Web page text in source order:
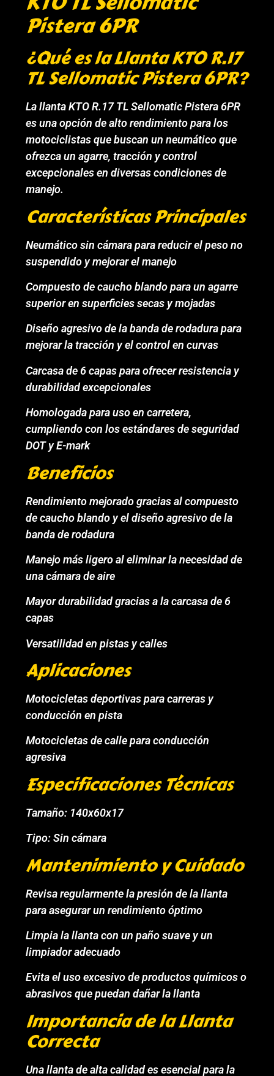
Pistera 6PR
¿Qué es la Llanta KTO R.17
TL Sellomatic Pistera 6PR?
La llanta KTO R.17 TL Sellomatic Pistera 6PR
es una opción de alto rendimiento para los
motociclistas que buscan un neumático que
ofrezca un agarre, tracción y control
excepcionales en diversas condiciones de
manejo.
Características Principales
Neumático sin cámara para reducir el peso no
suspendido y mejorar el manejo
Compuesto de caucho blando para un agarre
superior en superficies secas y mojadas
Diseño agresivo de la banda de rodadura para
mejorar la tracción y el control en curvas
Carcasa de 6 capas para ofrecer resistencia y
durabilidad excepcionales
Homologada para uso en carretera,
cumpliendo con los estándares de seguridad
DOT y E-mark
Beneficios
Rendimiento mejorado gracias al compuesto
de caucho blando y el diseño agresivo de la
banda de rodadura
Manejo más ligero al eliminar la necesidad de
una cámara de aire
Mayor durabilidad gracias a la carcasa de 6
capas
Versatilidad en pistas y calles
Aplicaciones
Motocicletas deportivas para carreras y
conducción en pista
Motocicletas de calle para conducción
agresiva
Especificaciones Técnicas
Tamaño: 140x60x17
Tipo: Sin cámara
Mantenimiento y Cuidado
Revisa regularmente la presión de la llanta
para asegurar un rendimiento óptimo
Limpia la llanta con un paño suave y un
limpiador adecuado
Evita el uso excesivo de productos químicos o
abrasivos que puedan dañar la llanta
Importancia de la Llanta
Correcta
Una llanta de alta calidad es esencial para la